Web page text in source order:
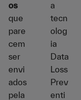
os
que
pare
cem
ser
envi
ados
pela
a
tecn
olog
ia
Data
Loss
Prev
enti